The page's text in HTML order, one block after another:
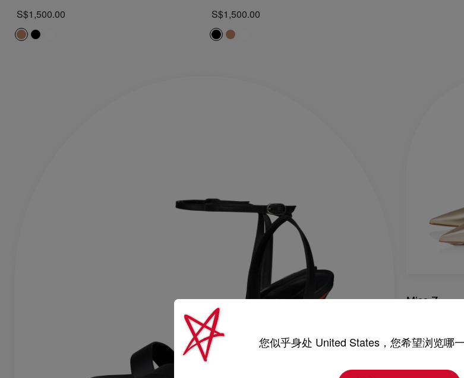
S$1,500.00 S$1,500.00
Miss Z
S$1,600.00
您似乎身处 United States，您希望浏览哪